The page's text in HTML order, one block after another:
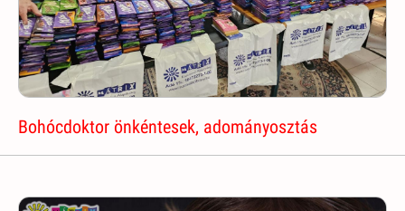
Bohócdoktor önkéntesek, adományosztás